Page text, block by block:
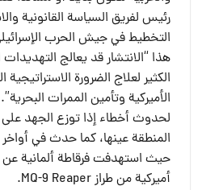
رئيس لفريق السياسة القانونية
التخطيط في جيش الحرب
هذا “الانتشار قد يعالج التهديدات
الكثير لعلاج الضرورة
الأميركية وتأمين الممرات
لحدوث أخطاء إذا توزع الجهد
حيث استهدفت فرقاطة ألمانية عن
أميركية من طراز MQ-9 Reaper.